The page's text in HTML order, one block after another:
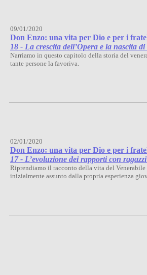
09/01/2020
Don Enzo: una vita per Dio e per i
18 - La crescita dell’Opera e la nascita
Narriamo in questo capitolo della storia del
tante persone la favoriva.
02/01/2020
Don Enzo: una vita per Dio e per i
17 - L’evoluzione dei rapporti con
Riprendiamo il racconto della vita del
inizialmente assunto dalla propria esperienza